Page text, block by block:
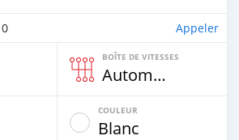
Appeler
BOÎTE DE VITESSES
Automatique
COULEUR
Blanc